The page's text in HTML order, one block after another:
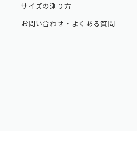
サイズの測り方
お問い合わせ・よくある質問